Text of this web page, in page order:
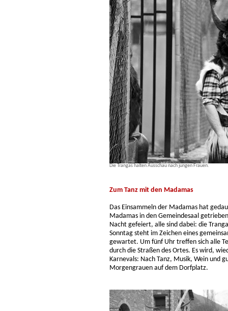
Die Trangas halten Ausschau nach jungen Frauen.
Zum Tanz mit den Madamas
Das Einsammeln der Madamas hat
Madamas in den Gemeindesaal
Nacht gefeiert, alle sind dabei: die
Sonntag steht im Zeichen eines
gewartet. Um fünf Uhr treffen sich alle
durch die Straßen des Ortes. Es wird,
Karnevals: Nach Tanz, Musik, Wein und
Morgengrauen auf dem Dorfplatz.